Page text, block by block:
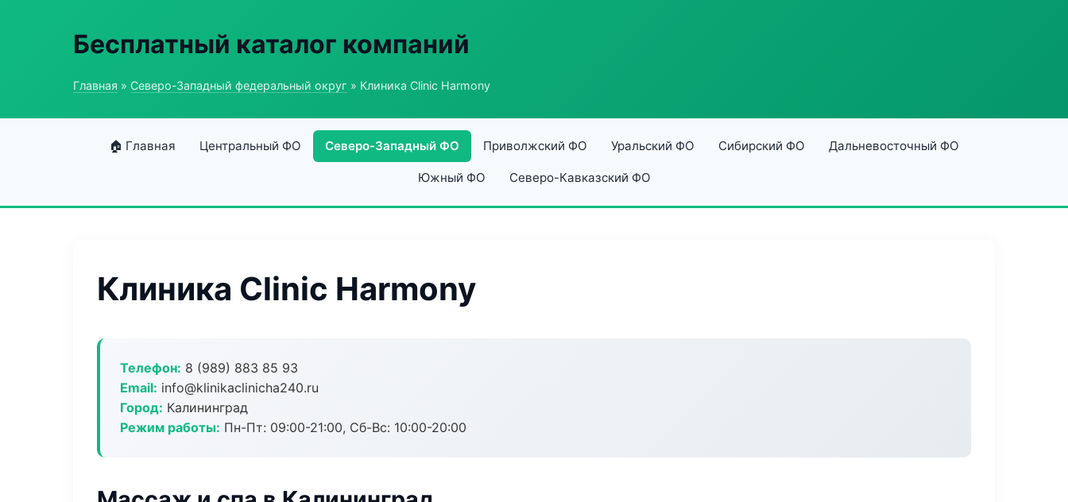
Бесплатный каталог компаний
Главная » Северо-Западный федеральный округ » Клиника Clinic Harmony
🏠 Главная Центральный ФО Северо-Западный ФО Приволжский ФО Уральский ФО Сибирский ФО Дальневосточный ФО
Южный ФО Северо-Кавказский ФО
Клиника Clinic Harmony
Телефон: 8 (989) 883 85 93
Email: info@klinikaclinicha240.ru
Город: Калининград
Режим работы: Пн-Пт: 09:00-21:00, Сб-Вс: 10:00-20:00